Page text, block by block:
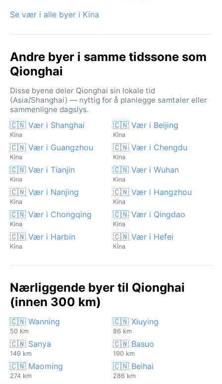
Se vær i alle byer i Kina
Andre byer i samme tidssone som
Qionghai
Disse byene deler Qionghai sin lokale tid
(Asia/Shanghai) — nyttig for å planlegge samtaler eller
sammenligne dagslys.
🇨🇳 Vær i Shanghai
Kina
🇨🇳 Vær i Beijing
Kina
🇨🇳 Vær i Guangzhou
Kina
🇨🇳 Vær i Chengdu
Kina
🇨🇳 Vær i Tianjin
Kina
🇨🇳 Vær i Wuhan
Kina
🇨🇳 Vær i Nanjing
Kina
🇨🇳 Vær i Hangzhou
Kina
🇨🇳 Vær i Chongqing
Kina
🇨🇳 Vær i Qingdao
Kina
🇨🇳 Vær i Harbin
Kina
🇨🇳 Vær i Hefei
Kina
Nærliggende byer til Qionghai
(innen 300 km)
🇨🇳 Wanning
50 km
🇨🇳 Xiuying
86 km
🇨🇳 Sanya
149 km
🇨🇳 Basuo
190 km
🇨🇳 Maoming
274 km
🇨🇳 Beihai
286 km